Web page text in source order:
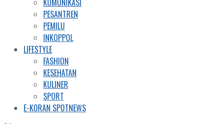
KOMUNIKASI
PESANTREN
PEMILU
INKOPPOL
LIFESTYLE
FASHION
KESEHATAN
KULINER
SPORT
E-KORAN SPOTNEWS